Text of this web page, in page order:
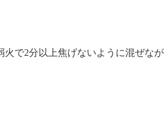
で2分以上焦げないように混ぜなが